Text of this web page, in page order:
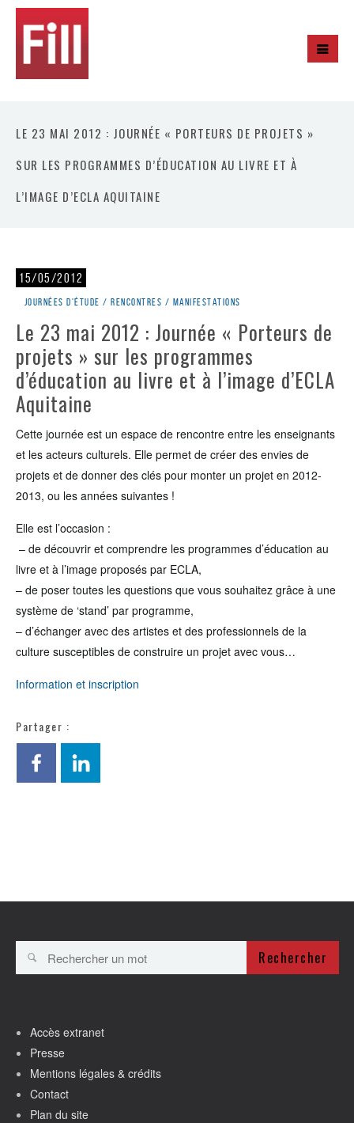
LE 23 MAI 2012 : JOURNÉE « PORTEURS DE PROJETS »
SUR LES PROGRAMMES D’ÉDUCATION AU LIVRE ET À
L’IMAGE D’ECLA AQUITAINE
15/05/2012
Journées d'étude / rencontres / manifestations
Le 23 mai 2012 : Journée « Porteurs de
projets » sur les programmes
d’éducation au livre et à l’image d’ECLA
Aquitaine
Cette journée est un espace de rencontre entre les enseignants
et les acteurs culturels. Elle permet de créer des envies de
projets et de donner des clés pour monter un projet en 2012-
2013, ou les années suivantes !
Elle est l’occasion :
– de découvrir et comprendre les programmes d’éducation au
livre et à l’image proposés par ECLA,
– de poser toutes les questions que vous souhaitez grâce à une
système de ‘stand’ par programme,
– d’échanger avec des artistes et des professionnels de la
culture susceptibles de construire un projet avec vous…
Information et inscription
Partager :
Rechercher
Accès extranet
Presse
Mentions légales & crédits
Contact
Plan du site